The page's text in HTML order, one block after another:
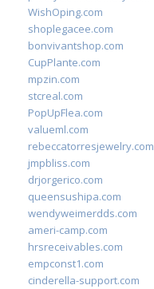
WishOping.com
shoplegacee.com
bonvivantshop.com
CupPlante.com
mpzin.com
stcreal.com
PopUpFlea.com
valueml.com
rebeccatorresjewelry.com
jmpbliss.com
drjorgerico.com
queensushipa.com
wendyweimerdds.com
ameri-camp.com
hrsreceivables.com
empconst1.com
cinderella-support.com